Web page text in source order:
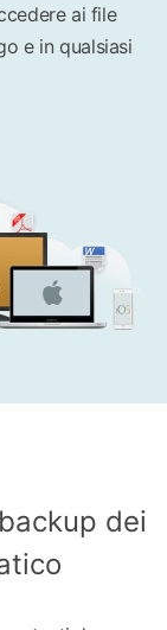
ai file
e in qualsiasi
dei